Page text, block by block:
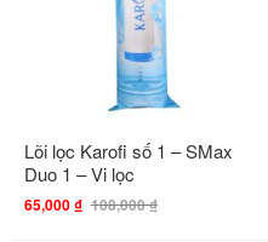
Lõi lọc Karofi số 1 – SMax
Duo 1 – Vi lọc
65,000₫ 108,000₫